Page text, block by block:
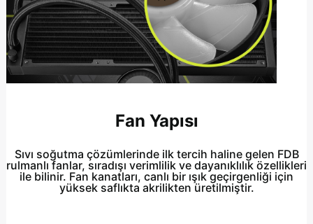
Fan Yapısı
Sıvı soğutma çözümlerinde ilk tercih haline gelen FDB
rulmanlı fanlar, sıradışı verimlilik ve dayanıklılık özellikleri
ile bilinir. Fan kanatları, canlı bir ışık geçirgenliği için
yüksek saflıkta akrilikten üretilmiştir.